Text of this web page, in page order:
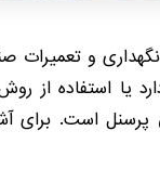
و تعمیرات
یا استفاده
است. برای